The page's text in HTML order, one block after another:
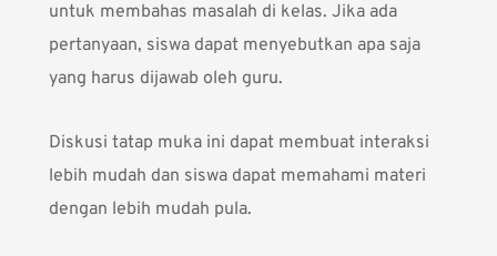
untuk membahas masalah di kelas. Jika ada
pertanyaan, siswa dapat menyebutkan apa saja
yang harus dijawab oleh guru.
Diskusi tatap muka ini dapat membuat interaksi
lebih mudah dan siswa dapat memahami materi
dengan lebih mudah pula.